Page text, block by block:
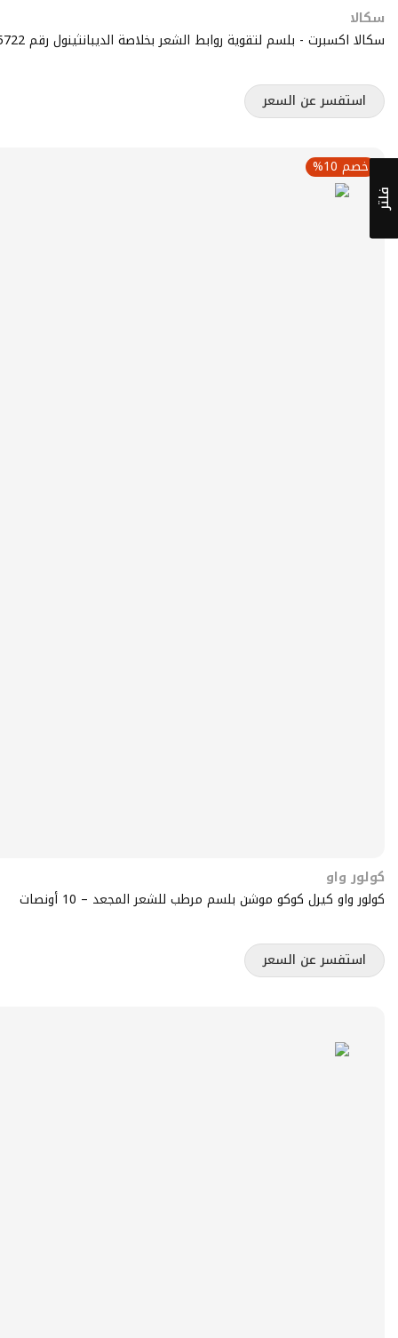
سكالا
سكالا اكسبرت - بلسم لتقوية روابط الشعر بخلاصة الديبانثينول رقم 15722
استفسر عن السعر
خصم 10%
كولور واو
كولور واو كيرل كوكو موشن بلسم مرطب للشعر المجعد – 10 أونصات
استفسر عن السعر
فلتر